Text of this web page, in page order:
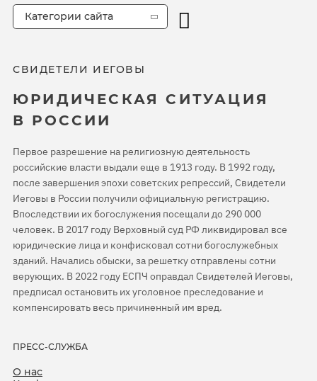
СВИДЕТЕЛИ ИЕГОВЫ
ЮРИДИЧЕСКАЯ СИТУАЦИЯ
В РОССИИ
Первое разрешение на религиозную деятельность
российские власти выдали еще в 1913 году. В 1992 году,
после завершения эпохи советских репрессий, Свидетели
Иеговы в России получили официальную регистрацию.
Впоследствии их богослужения посещали до 290 000
человек. В 2017 году Верховный суд РФ ликвидировал все
юридические лица и конфисковал сотни богослужебных
зданий. Начались обыски, за решетку отправлены сотни
верующих. В 2022 году ЕСПЧ оправдал Свидетелей Иеговы,
предписал остановить их уголовное преследование и
компенсировать весь причиненный им вред.
ПРЕСС-СЛУЖБА
О нас
Категории сайта